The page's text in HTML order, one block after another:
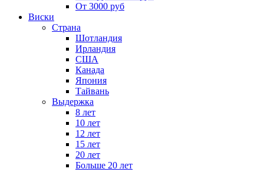
От 3000 руб
Виски
Страна
Шотландия
Ирландия
США
Канада
Япония
Тайвань
Выдержка
8 лет
10 лет
12 лет
15 лет
20 лет
Больше 20 лет